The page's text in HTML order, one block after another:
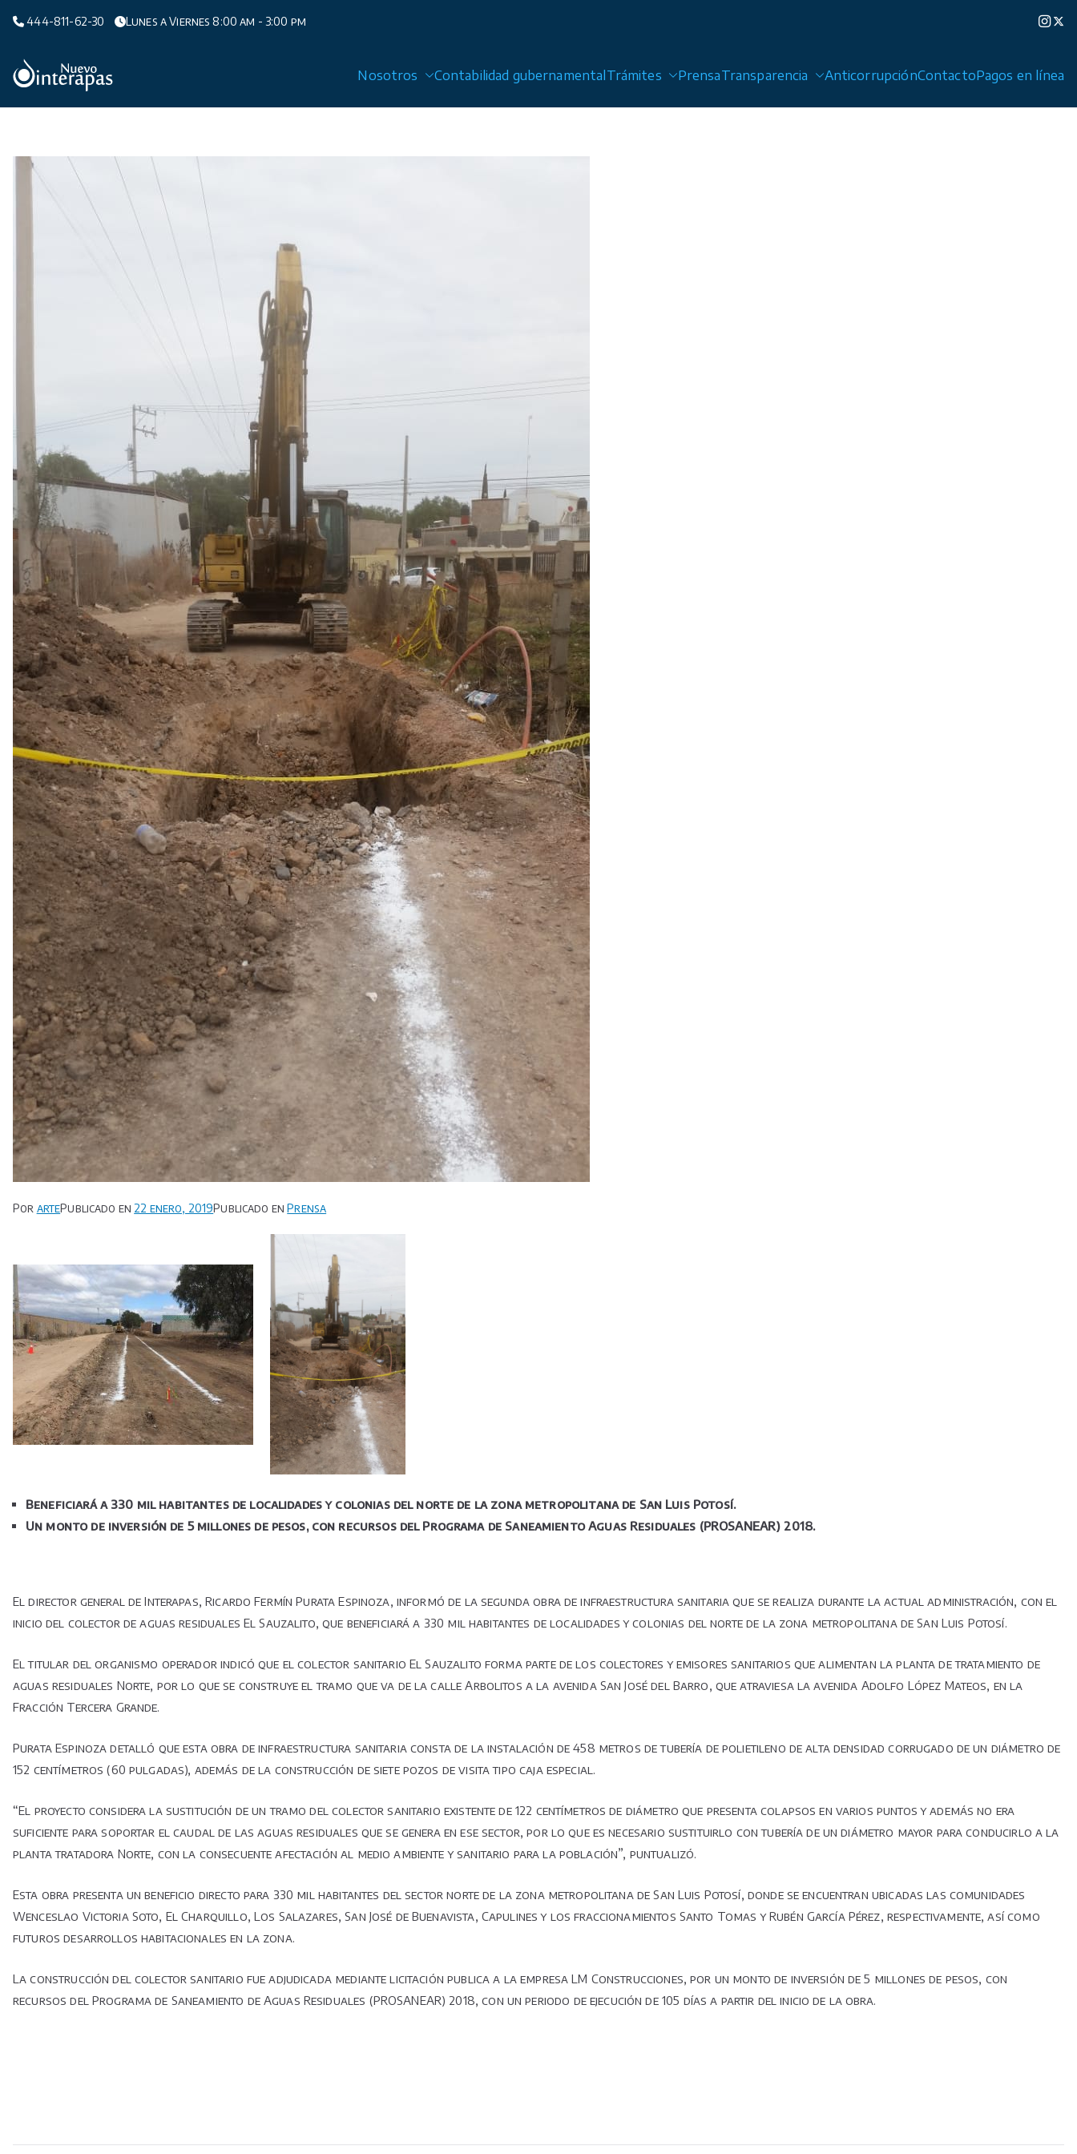
444-811-62-30 Lunes a Viernes 8:00 am - 3:00 pm
Organismo Operador de Agua Potable, Alcantarillado y Saneamiento de San Luis Potosí, Soledad de Graciano Sánchez y Cerro de San Pedro.
Nosotros Contabilidad gubernamentalTrámites PrensaTransparencia AnticorrupciónContactoPagos en línea
Por artePublicado en 22 enero, 2019Publicado enPrensa
Beneficiará a 330 mil habitantes de localidades y colonias del norte de la zona metropolitana de San Luis Potosí.
Un monto de inversión de 5 millones de pesos, con recursos del Programa de Saneamiento Aguas Residuales (PROSANEAR) 2018.
El director general de Interapas, Ricardo Fermín Purata Espinoza, informó de la segunda obra de infraestructura sanitaria que se realiza durante la actual administración, con el
inicio del colector de aguas residuales El Sauzalito, que beneficiará a 330 mil habitantes de localidades y colonias del norte de la zona metropolitana de San Luis Potosí.
El titular del organismo operador indicó que el colector sanitario El Sauzalito forma parte de los colectores y emisores sanitarios que alimentan la planta de tratamiento de
aguas residuales Norte, por lo que se construye el tramo que va de la calle Arbolitos a la avenida San José del Barro, que atraviesa la avenida Adolfo López Mateos, en la
Fracción Tercera Grande.
Purata Espinoza detalló que esta obra de infraestructura sanitaria consta de la instalación de 458 metros de tubería de polietileno de alta densidad corrugado de un diámetro de
152 centímetros (60 pulgadas), además de la construcción de siete pozos de visita tipo caja especial.
“El proyecto considera la sustitución de un tramo del colector sanitario existente de 122 centímetros de diámetro que presenta colapsos en varios puntos y además no era
suficiente para soportar el caudal de las aguas residuales que se genera en ese sector, por lo que es necesario sustituirlo con tubería de un diámetro mayor para conducirlo a la
planta tratadora Norte, con la consecuente afectación al medio ambiente y sanitario para la población”, puntualizó.
Esta obra presenta un beneficio directo para 330 mil habitantes del sector norte de la zona metropolitana de San Luis Potosí, donde se encuentran ubicadas las comunidades
Wenceslao Victoria Soto, El Charquillo, Los Salazares, San José de Buenavista, Capulines y los fraccionamientos Santo Tomas y Rubén García Pérez, respectivamente, así como
futuros desarrollos habitacionales en la zona.
La construcción del colector sanitario fue adjudicada mediante licitación publica a la empresa LM Construcciones, por un monto de inversión de 5 millones de pesos, con
recursos del Programa de Saneamiento de Aguas Residuales (PROSANEAR) 2018, con un periodo de ejecución de 105 días a partir del inicio de la obra.